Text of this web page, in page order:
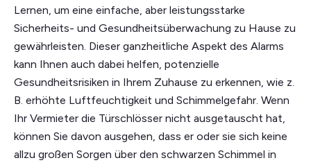
Lernen, um eine einfache, aber leistungsstarke
Sicherheits- und Gesundheitsüberwachung zu Hause zu
gewährleisten. Dieser ganzheitliche Aspekt des Alarms
kann Ihnen auch dabei helfen, potenzielle
Gesundheitsrisiken in Ihrem Zuhause zu erkennen, wie z.
B. erhöhte Luftfeuchtigkeit und Schimmelgefahr. Wenn
Ihr Vermieter die Türschlösser nicht ausgetauscht hat,
können Sie davon ausgehen, dass er oder sie sich keine
allzu großen Sorgen über den schwarzen Schimmel in